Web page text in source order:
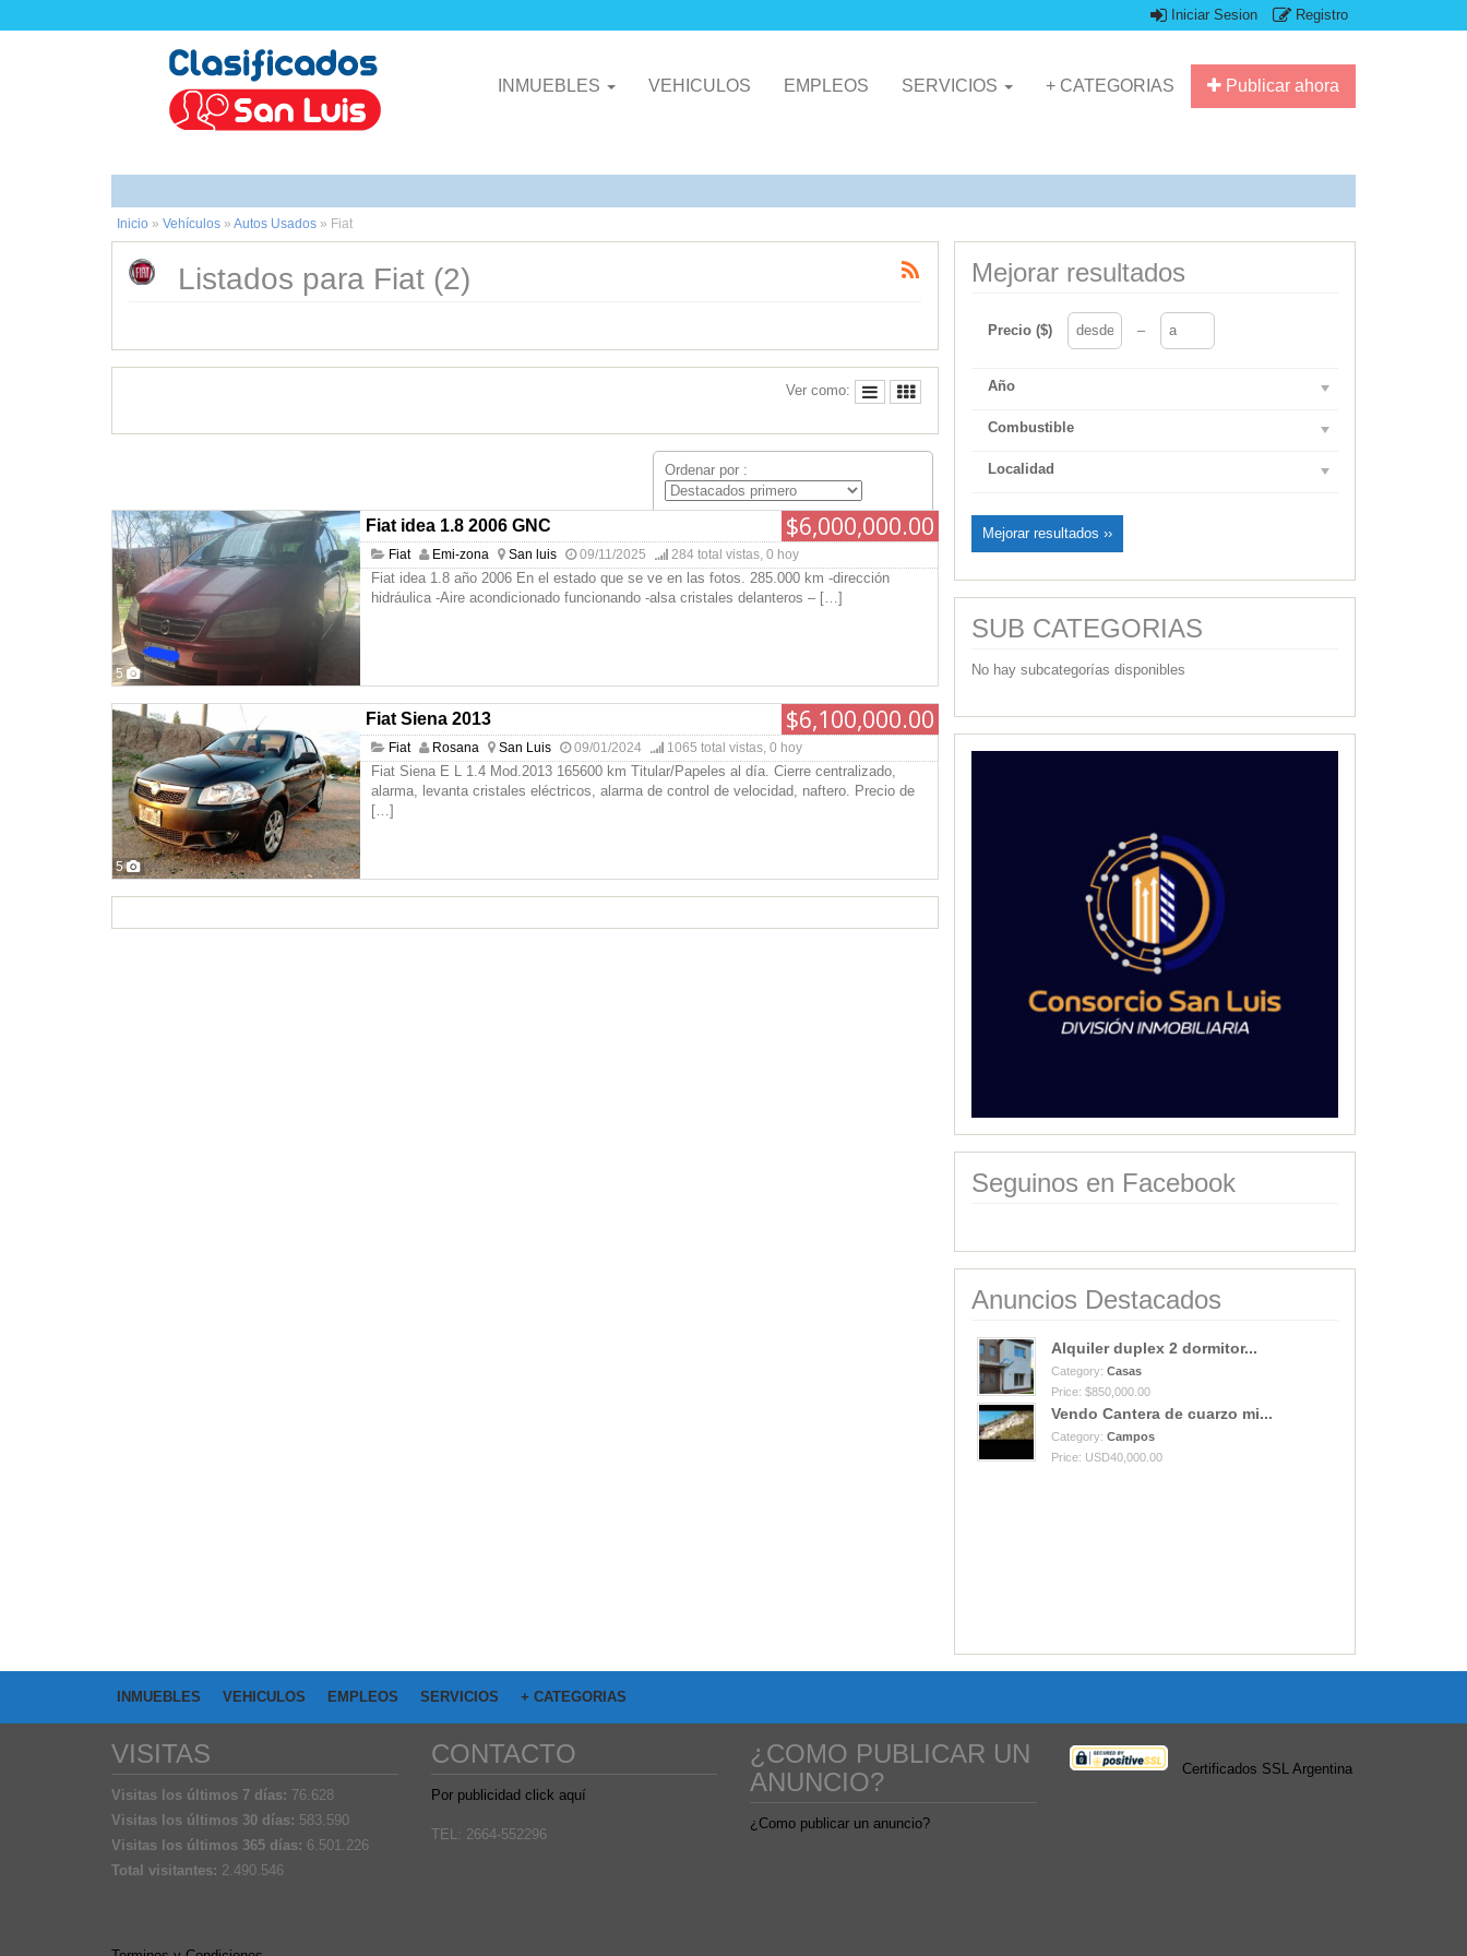
Iniciar Sesion Registro
Publicar ahora
INMUEBLES VEHICULOS EMPLEOS SERVICIOS + CATEGORIAS
Inicio » Vehículos » Autos Usados » Fiat
Listados para Fiat (2)
Ver como:
Ordenar por :
5
$6,000,000.00
Fiat idea 1.8 2006 GNC
Fiat Emi-zona San luis 09/11/2025 284 total vistas, 0 hoy
Fiat idea 1.8 año 2006 En el estado que se ve en las fotos. 285.000 km -dirección
hidráulica -Aire acondicionado funcionando -alsa cristales delanteros – […]
5
$6,100,000.00
Fiat Siena 2013
Fiat Rosana San Luis 09/01/2024 1065 total vistas, 0 hoy
Fiat Siena E L 1.4 Mod.2013 165600 km Titular/Papeles al día. Cierre centralizado,
alarma, levanta cristales eléctricos, alarma de control de velocidad, naftero. Precio de
[…]
Mejorar resultados
Precio ($) –
Año
Combustible
Localidad
Mejorar resultados ››
SUB CATEGORIAS
No hay subcategorías disponibles
Seguinos en Facebook
Anuncios Destacados
Alquiler duplex 2 dormitor...
Category: Casas
Price: $850,000.00
Vendo Cantera de cuarzo mi...
Category: Campos
Price: USD40,000.00
INMUEBLES VEHICULOS EMPLEOS SERVICIOS + CATEGORIAS
VISITAS
Visitas los últimos 7 días: 76.628
Visitas los últimos 30 días: 583.590
Visitas los últimos 365 días: 6.501.226
Total visitantes: 2.490.546
CONTACTO
Por publicidad click aquí
TEL: 2664-552296
¿COMO PUBLICAR UN
ANUNCIO?
¿Como publicar un anuncio?
Certificados SSL Argentina